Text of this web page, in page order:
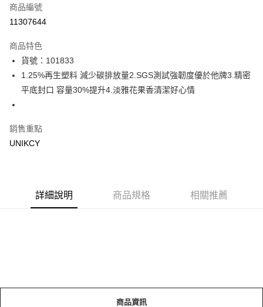
信用卡一次付款
LINE Pay
Apple Pay
悠遊付
Google Pay
7-11取貨付款［需3-5個工作天不含預購商品］
每筆NT$70，滿NT$499(含以上)免運費
商品編號
11307644
商品特色
貨號：101833
1.25%再生塑料 減少碳排放量2.SGS測試強韌度優於他牌3.精密
平底封口 容量30%提升4.淡雅花果香清潔好心情
銷售重點
UNIKCY
詳細說明 商品規格 相關推薦
商品資訊